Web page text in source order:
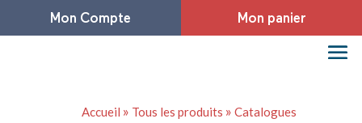
Mon Compte Mon panier
Accueil » Tous les produits » Catalogues